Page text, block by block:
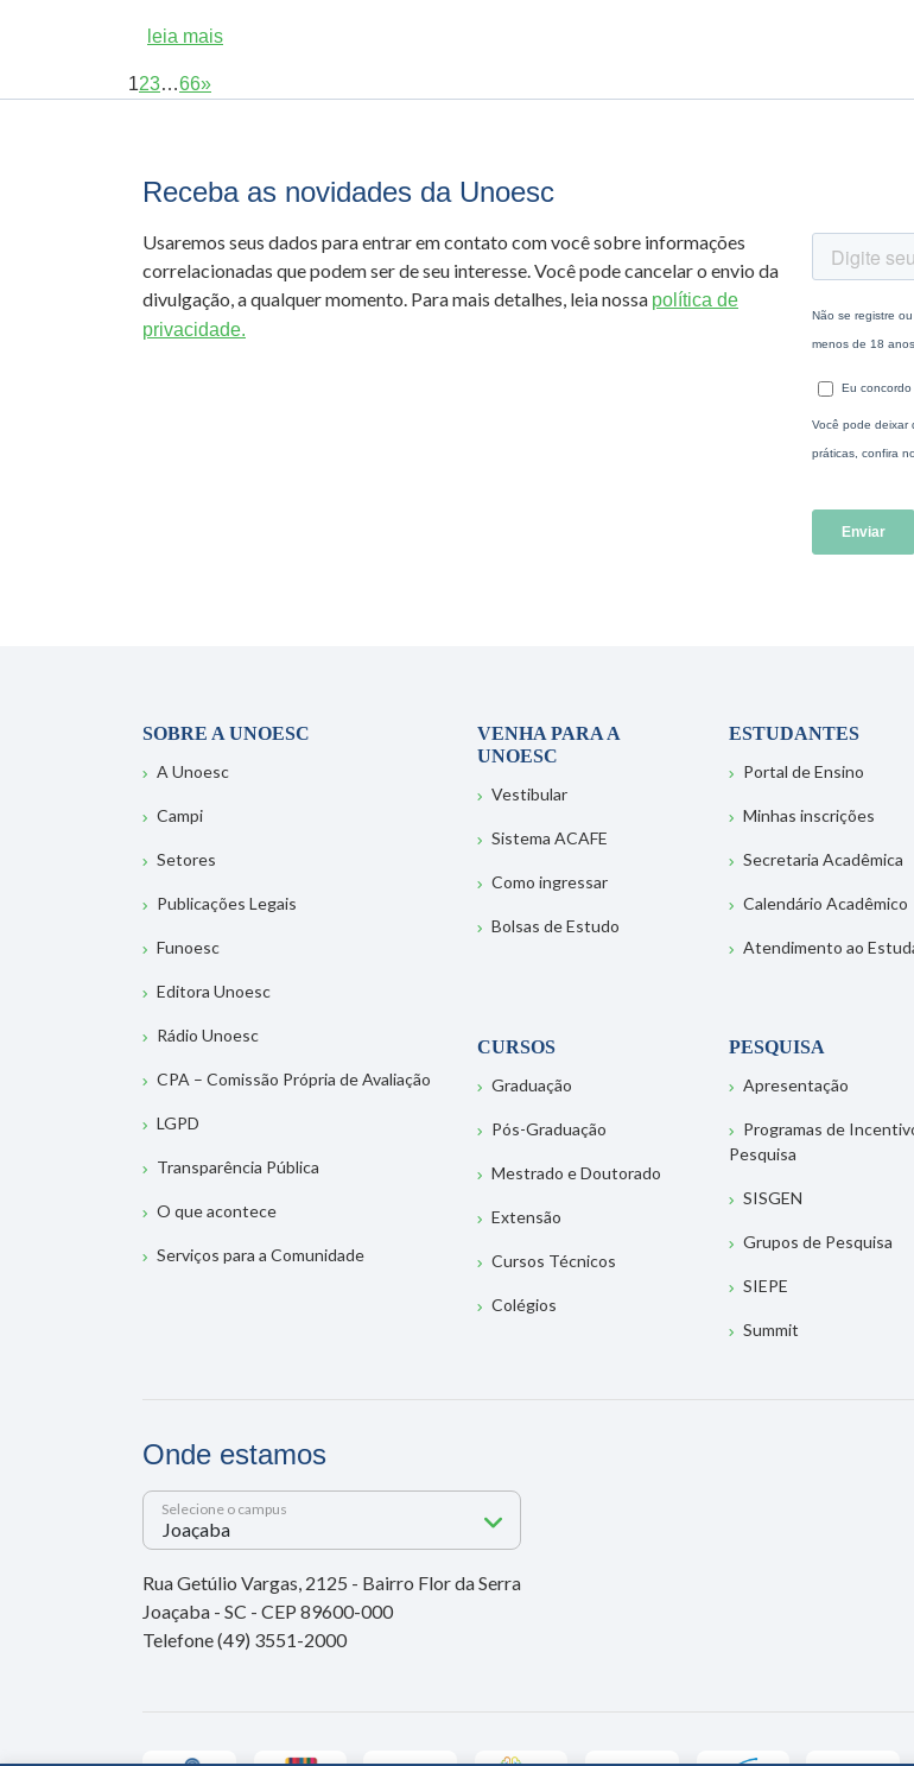
leia mais
123…66»
Receba as novidades da Unoesc
Usaremos seus dados para entrar em contato com você sobre informações
correlacionadas que podem ser de seu interesse. Você pode cancelar o envio da
divulgação, a qualquer momento. Para mais detalhes, leia nossa política de
privacidade.
SOBRE A UNOESC
A Unoesc
Campi
Setores
Publicações Legais
Funoesc
Editora Unoesc
Rádio Unoesc
CPA – Comissão Própria de Avaliação
LGPD
Transparência Pública
O que acontece
Serviços para a Comunidade
VENHA PARA A
UNOESC
Vestibular
Sistema ACAFE
Como ingressar
Bolsas de Estudo
ESTUDANTES
Portal de Ensino
Minhas inscrições
Secretaria Acadêmica
Calendário Acadêmico
Atendimento ao
CURSOS
Graduação
Pós-Graduação
Mestrado e Doutorado
Extensão
Cursos Técnicos
Colégios
PESQUISA
Apresentação
Programas de
Pesquisa
SISGEN
Grupos de Pesquisa
SIEPE
Summit
Onde estamos
Selecione o campus
Rua Getúlio Vargas, 2125 - Bairro Flor da Serra
Joaçaba - SC - CEP 89600-000
Telefone (49) 3551-2000